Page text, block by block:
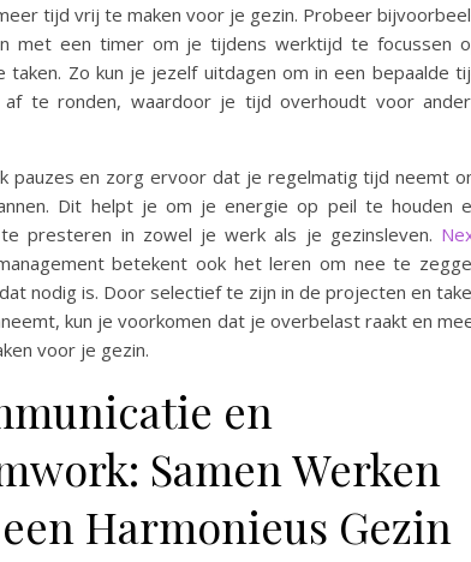
tijd vrij te maken voor je gezin. Probeer
met een timer om je tijdens werktijd te focussen
taken. Zo kun je jezelf uitdagen om in een bepaalde
af te ronden, waardoor je tijd overhoudt voor
pauzes en zorg ervoor dat je regelmatig tijd neemt
Dit helpt je om je energie op peil te houden
presteren in zowel je werk als je gezinsleven.
betekent ook het leren om nee te
nodig is. Door selectief te zijn in de projecten en
kun je voorkomen dat je overbelast raakt en
voor je gezin.
en
Samen Werken
Harmonieus Gezin